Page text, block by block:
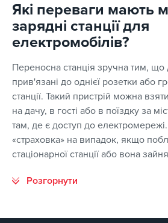
Які переваги мають
зарядні станції для
електромобілів?
Переносна станція зручна тим,
прив'язані до однієї розетки або
станції. Такий пристрій можна
на дачу, в гості або в поїздку за
там, де є доступ до
«страховка» на випадок, якщо
стаціонарної станції або вона